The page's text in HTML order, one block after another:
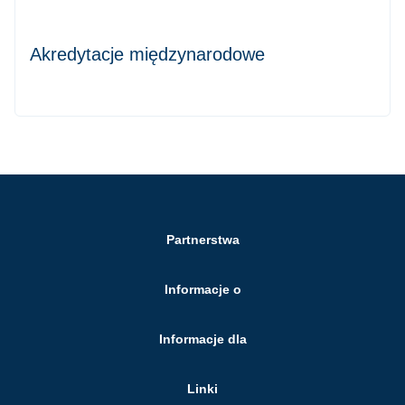
Akredytacje międzynarodowe
Partnerstwa
Informacje o
Informacje dla
Linki